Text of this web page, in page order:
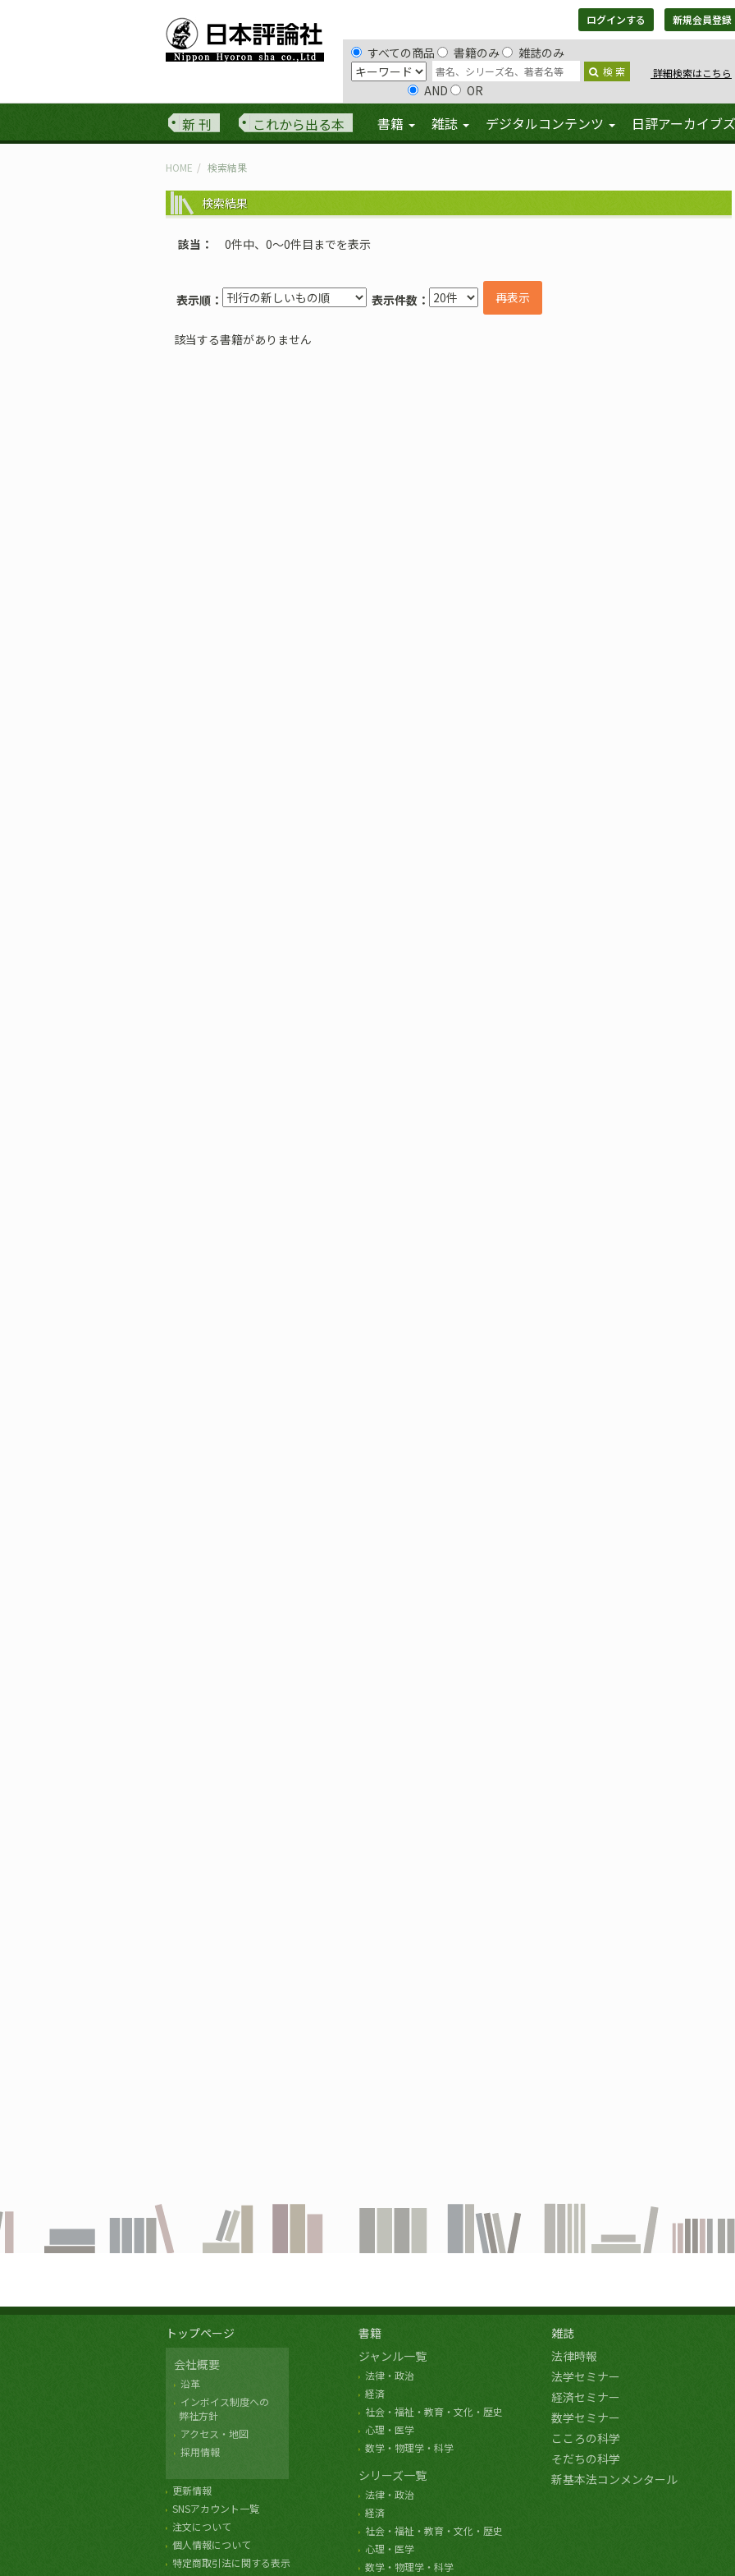
ログインする 新規会員登録
すべての商品 書籍のみ 雑誌のみ
検 索 詳細検索はこちら
AND OR
新 刊 これから出る本 書籍 雑誌 デジタルコンテンツ 日評アーカイブズ
HOME 検索結果
検索結果
該当 0件中、0〜0件目までを表示
表示順： 表示件数： 再表示
該当する書籍がありません
トップページ
会社概要
沿革
インボイス制度への
弊社方針
アクセス・地図
採用情報
更新情報
SNSアカウント一覧
注文について
個人情報について
特定商取引法に関する表示
書籍
ジャンル一覧
法律・政治
経済
社会・福祉・教育・文化・歴史
心理・医学
数学・物理学・科学
シリーズ一覧
法律・政治
経済
社会・福祉・教育・文化・歴史
心理・医学
数学・物理学・科学
雑誌
法律時報
法学セミナー
経済セミナー
数学セミナー
こころの科学
そだちの科学
新基本法コンメンタール